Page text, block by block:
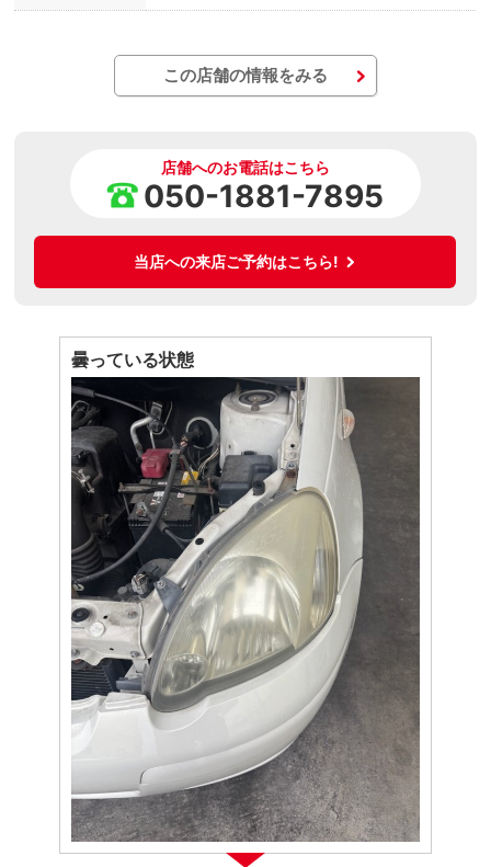
この店舗の情報をみる
店舗へのお電話はこちら
050-1881-7895
当店への来店ご予約はこちら!
曇っている状態